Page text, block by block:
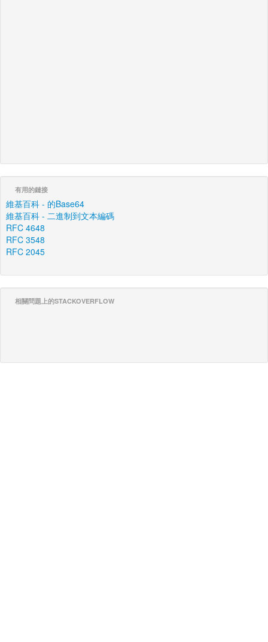
有用的鏈接
維基百科 - 的Base64
維基百科 - 二進制到文本編碼
RFC 4648
RFC 3548
RFC 2045
相關問題上的STACKOVERFLOW